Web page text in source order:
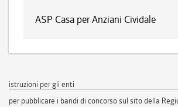
ASP Casa per Anziani Cividale
istruzioni per gli enti
per pubblicare i bandi di concorso sul sito della